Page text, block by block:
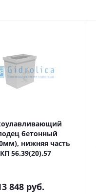
бетонный
нижняя часть
56.39(20).57
848руб.